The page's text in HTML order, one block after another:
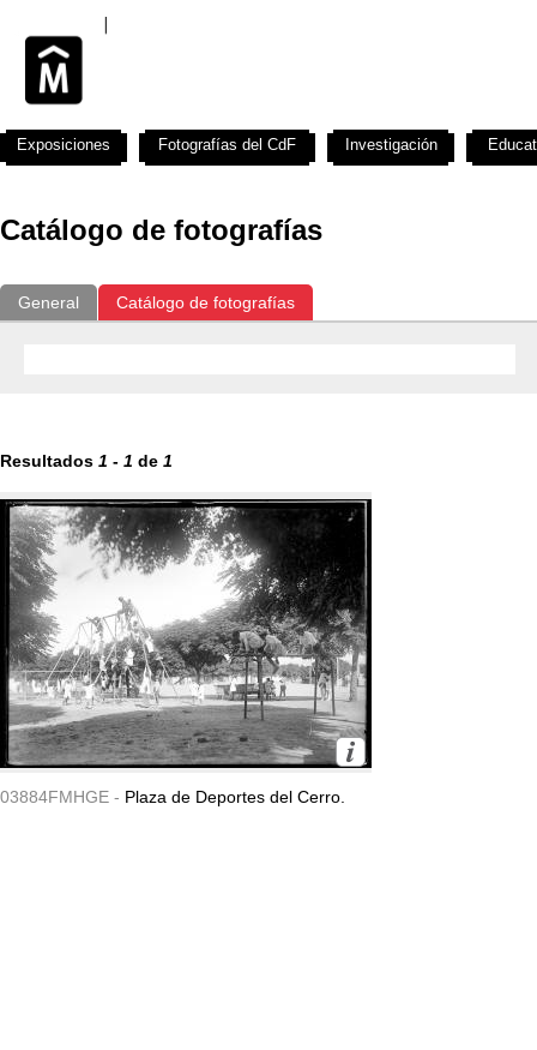
Catálogo de fotografías
General Catálogo de fotografías
Resultados 1 - 1 de 1
03884FMHGE - Plaza de Deportes del Cerro.
Exposiciones Fotografías del CdF Investigación